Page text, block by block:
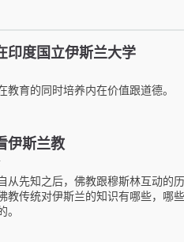
印度国立伊斯兰大学
教育的同时培养内在价值跟道德。
伊斯兰教
从先知之后，佛教跟穆斯林互动的
教传统对伊斯兰的知识有哪些，哪
。